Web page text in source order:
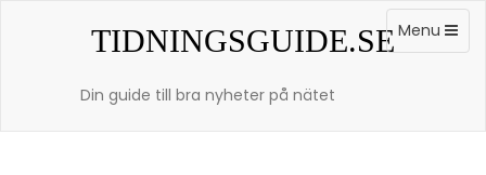
TIDNINGSGUIDE.SE
Din guide till bra nyheter på nätet
Toggle
navigation
Menu